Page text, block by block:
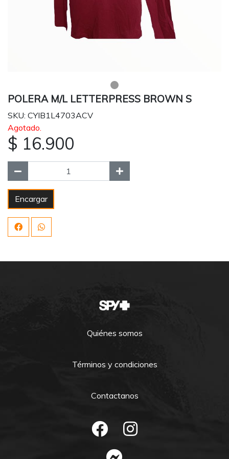
POLERA M/L LETTERPRESS BROWN S
SKU: CYIB1L4703ACV
Agotado.
$ 16.900
Encargar
Quiénes somos
Términos y condiciones
Contactanos